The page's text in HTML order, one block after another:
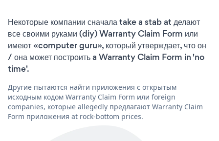
Некоторые компании сначала take a stab at делают
все своими руками (diy) Warranty Claim Form или
имеют «computer guru», который утверждает, что он
/ она может построить a Warranty Claim Form in 'no
time'.
Другие пытаются найти приложения с открытым
исходным кодом Warranty Claim Form или foreign
companies, которые allegedly предлагают Warranty Claim
Form приложения at rock-bottom prices.